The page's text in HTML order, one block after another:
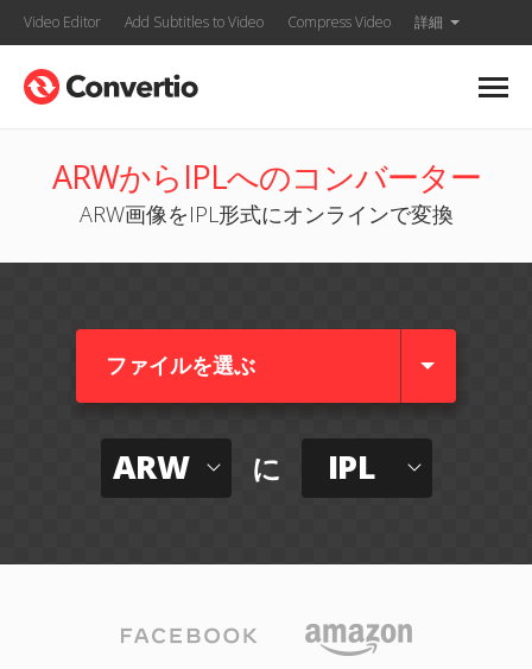
Video Editor Add Subtitles to Video Compress Video 詳細
ARWからIPLへのコンバーター
ARW画像をIPL形式にオンラインで変換
ファイルを選ぶ
ARW に IPL